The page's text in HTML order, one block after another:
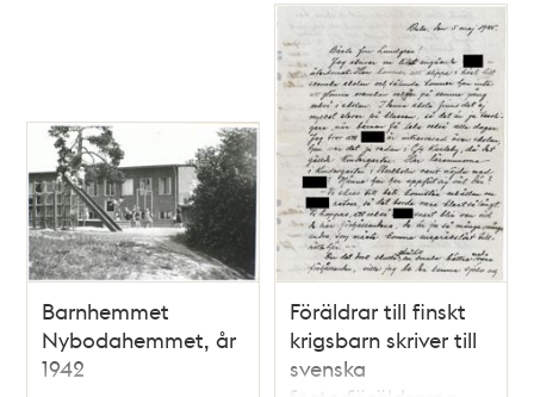
Barnhemmet
Nybodahemmet, år
1942
Föräldrar till finskt
krigsbarn skriver till
svenska